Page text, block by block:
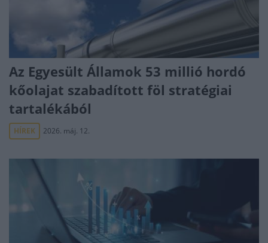
Az Egyesült Államok 53 millió hordó
kőolajat szabadított föl stratégiai
tartalékából
HÍREK 2026. máj. 12.